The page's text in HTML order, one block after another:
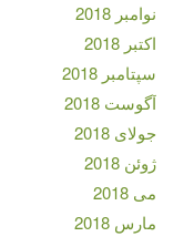
نوامبر 2018
اکتبر 2018
سپتامبر 2018
آگوست 2018
جولای 2018
ژوئن 2018
می 2018
مارس 2018